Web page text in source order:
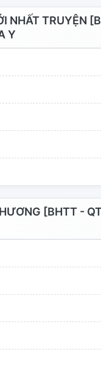
NHẤT TRUYỆN
Y
[BHTT -